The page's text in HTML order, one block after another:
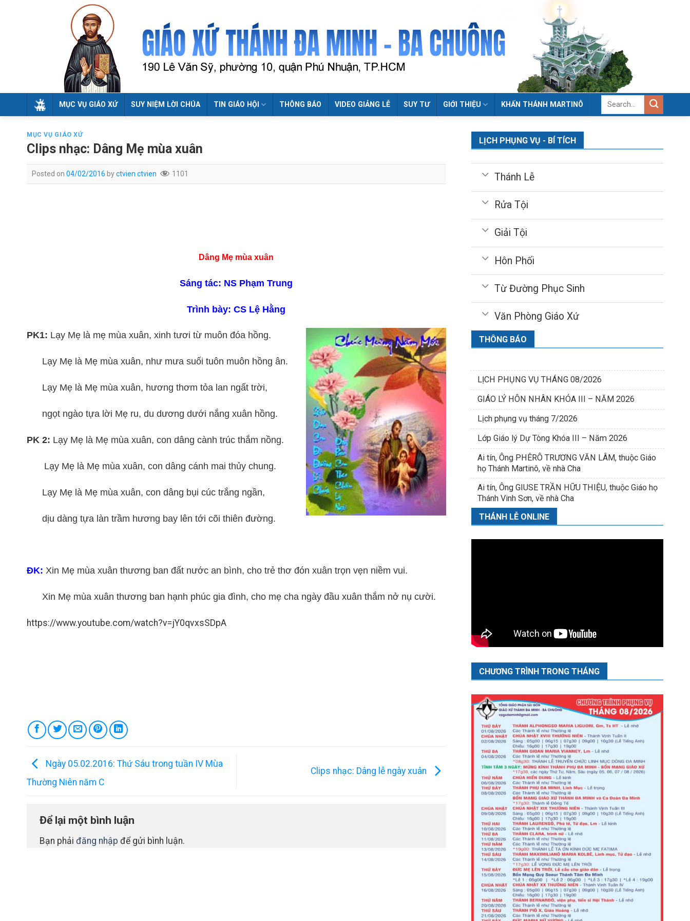
MỤC VỤ GIÁO XỨ SUY NIỆM LỜI CHÚA TIN GIÁO HỘI THÔNG BÁO VIDEO GIẢNG LỄ SUY TƯ GIỚI THIỆU KHẤN THÁNH MARTINÔ
MỤC VỤ GIÁO XỨ
Clips nhạc: Dâng Mẹ mùa xuân
Posted on 04/02/2016 byctvien ctvien 1101
Dâng Mẹ mùa xuân
Sáng tác: NS Phạm Trung
Trình bày: CS Lệ Hằng
PK1: Lạy Mẹ là mẹ mùa xuân, xinh tươi từ muôn đóa hồng.
Lạy Mẹ là Mẹ mùa xuân, như mưa suối tuôn muôn hồng ân.
Lạy Mẹ là Mẹ mùa xuân, hương thơm tỏa lan ngất trời,
ngọt ngào tựa lời Mẹ ru, du dương dưới nắng xuân hồng.
PK 2: Lạy Mẹ là Mẹ mùa xuân, con dâng cành trúc thắm nồng.
Lạy Mẹ là Mẹ mùa xuân, con dâng cánh mai thủy chung.
Lạy Mẹ là Mẹ mùa xuân, con dâng bụi cúc trắng ngần,
dịu dàng tựa làn trầm hương bay lên tới cõi thiên đường.
ĐK: Xin Mẹ mùa xuân thương ban đất nước an bình, cho trẻ thơ đón xuân trọn vẹn niềm vui.
Xin Mẹ mùa xuân thương ban hạnh phúc gia đình, cho mẹ cha ngày đầu xuân thắm nở nụ cười.
https://www.youtube.com/watch?v=jY0qvxsSDpA
Ngày 05.02.2016: Thứ Sáu trong tuần IV Mùa
Thường Niên năm C
Clips nhạc: Dâng lễ ngày xuân
Để lại một bình luận
Bạn phải đăng nhập để gửi bình luận.
LỊCH PHỤNG VỤ - BÍ TÍCH
Thánh Lễ
Rửa Tội
Giải Tội
Hôn Phối
Từ Đường Phục Sinh
Văn Phòng Giáo Xứ
THÔNG BÁO
LỊCH PHỤNG VỤ THÁNG 08/2026
GIÁO LÝ HÔN NHÂN KHÓA III – NĂM 2026
Lịch phụng vụ tháng 7/2026
Lớp Giáo lý Dự Tòng Khóa III – Năm 2026
Ai tín, Ông PHÊRÔ TRƯƠNG VĂN LÂM, thuộc Giáo
họ Thánh Martinô, về nhà Cha
Ai tín, Ông GIUSE TRẦN HỮU THIỆU, thuộc Giáo họ
Thánh Vinh Sơn, về nhà Cha
THÁNH LỄ ONLINE
CHƯƠNG TRÌNH TRONG THÁNG